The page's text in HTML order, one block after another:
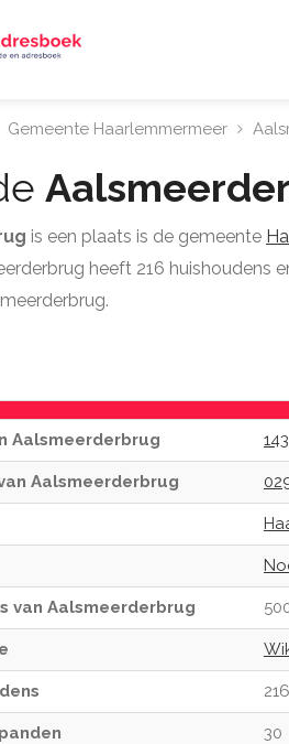
Gemeente Haarlemmermeer
is een plaats is de gemeente
heeft 216 huishoudens
Aalsmeerderbrug
Aalsmeerderbrug
van Aalsmeerderbrug
216
30